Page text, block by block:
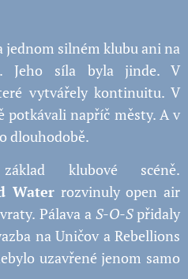
jednom silném klubu ani na
Jeho síla byla jinde. V
vytvářely kontinuitu. V
potkávali napříč městy. A v
dlouhodobě.
klubové scéně.
Waterrozvinuly open air
Pálava a S-O-Spřidaly
na Uničov a Rebellions
uzavřené jenom samo